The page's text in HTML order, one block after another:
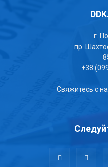
г.
пр.
+38
Свяжитесь с